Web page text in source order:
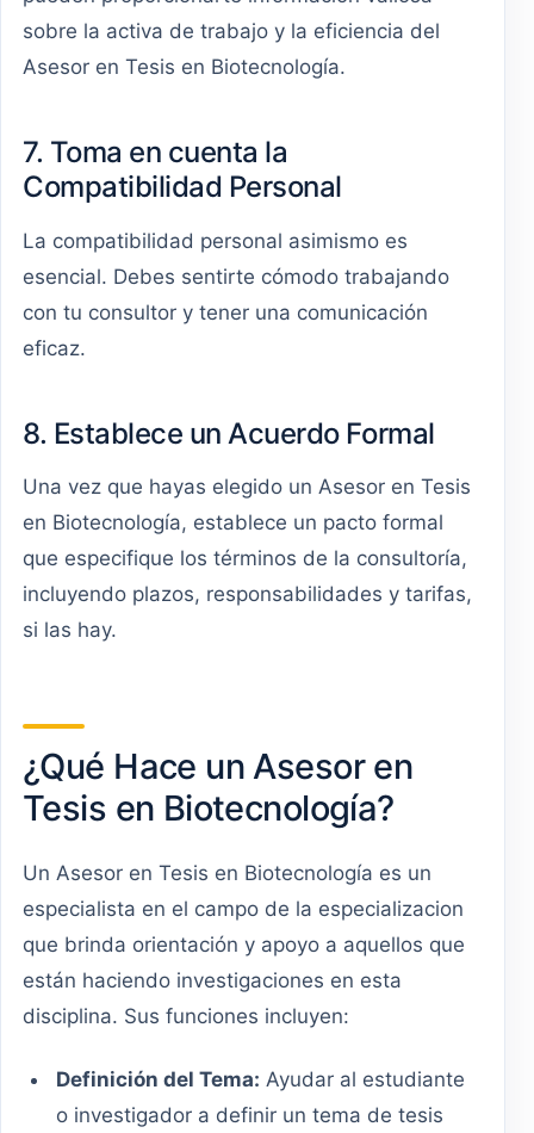
sobre la activa de trabajo y la eficiencia del
Asesor en Tesis en Biotecnología.
7. Toma en cuenta la
Compatibilidad Personal
La compatibilidad personal asimismo es
esencial. Debes sentirte cómodo trabajando
con tu consultor y tener una comunicación
eficaz.
8. Establece un Acuerdo Formal
Una vez que hayas elegido un Asesor en Tesis
en Biotecnología, establece un pacto formal
que especifique los términos de la consultoría,
incluyendo plazos, responsabilidades y tarifas,
si las hay.
¿Qué Hace un Asesor en
Tesis en Biotecnología?
Un Asesor en Tesis en Biotecnología es un
especialista en el campo de la especializacion
que brinda orientación y apoyo a aquellos que
están haciendo investigaciones en esta
disciplina. Sus funciones incluyen:
Definición del Tema: Ayudar al estudiante
o investigador a definir un tema de tesis